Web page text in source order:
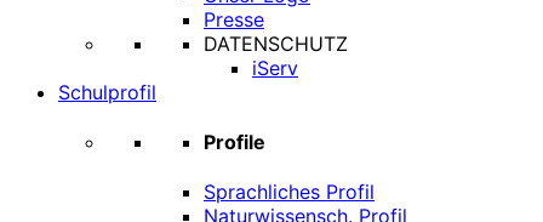
Presse
DATENSCHUTZ
iServ
Schulprofil
Profile
Sprachliches Profil
Naturwissensch. Profil